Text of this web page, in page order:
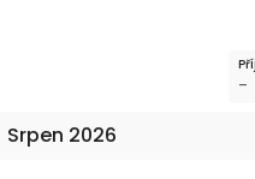
-
Srpen 2026